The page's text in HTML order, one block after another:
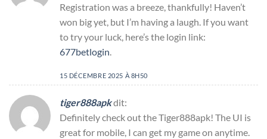
Registration was a breeze, thankfully! Haven’t
won big yet, but I’m having a laugh. If you want
to try your luck, here’s the login link:
677betlogin
15 DÉCEMBRE 2025 À 8H50
tiger888apkdit:
Definitely check out the Tiger888apk! The UI is
great for mobile, I can get my game on anytime.